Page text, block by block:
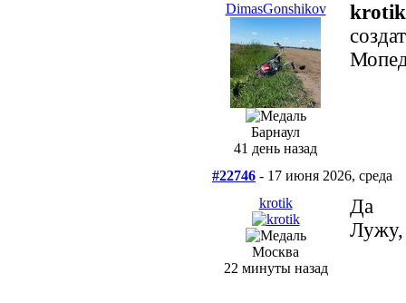
DimasGonshikov
Барнаул
41 день назад
krotik
#22746 - 17 июня 2026, среда
krotik
Москва
22 минуты назад
Да